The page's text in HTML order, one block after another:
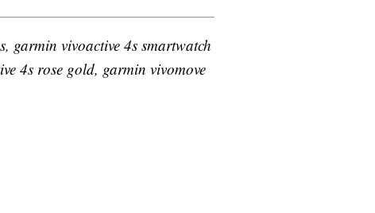
garmin vivoactive 4s smartwatch
4s rose gold, garmin vivomove